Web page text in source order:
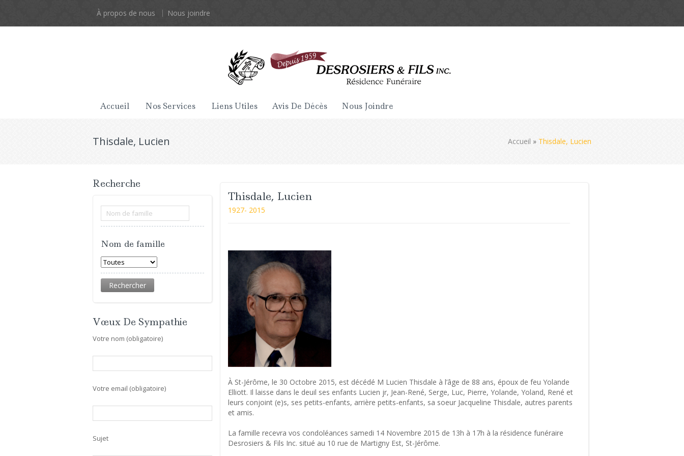
À propos de nous Nous joindre
Accueil Nos Services Liens Utiles Avis De Décès Nous Joindre
Thisdale, Lucien Accueil » Thisdale, Lucien
Thisdale, Lucien
1927- 2015
À St-Jérôme, le 30 Octobre 2015, est décédé M Lucien Thisdale à l’âge de 88 ans, époux de feu Yolande
Elliott. Il laisse dans le deuil ses enfants Lucien jr, Jean-René, Serge, Luc, Pierre, Yolande, Yoland, René et
leurs conjoint (e)s, ses petits-enfants, arrière petits-enfants, sa soeur Jacqueline Thisdale, autres parents
et amis.
La famille recevra vos condoléances samedi 14 Novembre 2015 de 13h à 17h à la résidence funéraire
Desrosiers & Fils Inc. situé au 10 rue de Martigny Est, St-Jérôme.
Recherche
Nom de famille
Vœux De Sympathie
Votre nom (obligatoire)
Votre email (obligatoire)
Sujet